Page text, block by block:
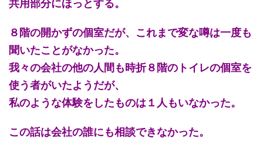
共用部分にほっとする。
８階の開かずの個室だが、これまで変な噂は一度も
聞いたことがなかった。
我々の会社の他の人間も時折８階のトイレの個室を
使う者がいたようだが、
私のような体験をしたものは１人もいなかった。
この話は会社の誰にも相談できなかった。